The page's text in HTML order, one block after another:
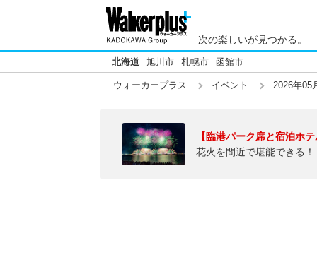
次の楽しいが見つかる。
北海道 旭川市 札幌市 函館市
ウォーカープラス イベント 2026年05
【臨港パーク席と宿泊ホ
花火を間近で堪能できる